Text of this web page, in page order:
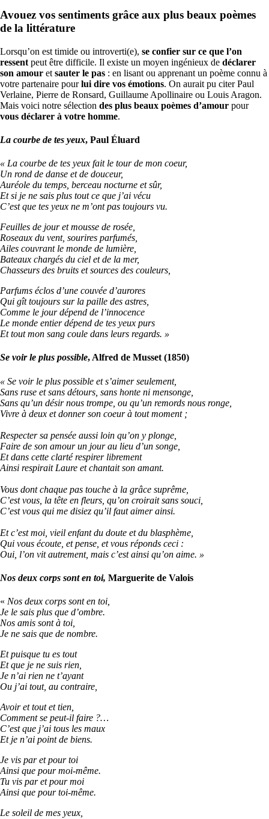
Avouez vos sentiments grâce aux plus beaux poèmes
de la littérature
Lorsqu’on est timide ou introverti(e), se confier sur ce que l’on
ressent peut être difficile. Il existe un moyen ingénieux de déclarer
son amour et sauter le pas : en lisant ou apprenant un poème connu à
votre partenaire pourlui dire vos émotions. On aurait pu citer Paul
Verlaine, Pierre de Ronsard, Guillaume Apollinaire ou Louis Aragon.
Mais voici notre sélection des plus beaux poèmes d’amour pour
vous déclarer à votre homme.
La courbe de tes yeux, Paul Éluard
« La courbe de tes yeux fait le tour de mon coeur,
Un rond de danse et de douceur,
Auréole du temps, berceau nocturne et sûr,
Et si je ne sais plus tout ce que j’ai vécu
C’est que tes yeux ne m’ont pas toujours vu.
Feuilles de jour et mousse de rosée,
Roseaux du vent, sourires parfumés,
Ailes couvrant le monde de lumière,
Bateaux chargés du ciel et de la mer,
Chasseurs des bruits et sources des couleurs,
Parfums éclos d’une couvée d’aurores
Qui gît toujours sur la paille des astres,
Comme le jour dépend de l’innocence
Le monde entier dépend de tes yeux purs
Et tout mon sang coule dans leurs regards. »
Se voir le plus possible, Alfred de Musset (1850)
« Se voir le plus possible et s’aimer seulement,
Sans ruse et sans détours, sans honte ni mensonge,
Sans qu’un désir nous trompe, ou qu’un remords nous ronge,
Vivre à deux et donner son coeur à tout moment ;
Respecter sa pensée aussi loin qu’on y plonge,
Faire de son amour un jour au lieu d’un songe,
Et dans cette clarté respirer librement
Ainsi respirait Laure et chantait son amant.
Vous dont chaque pas touche à la grâce suprême,
C’est vous, la tête en fleurs, qu’on croirait sans souci,
C’est vous qui me disiez qu’il faut aimer ainsi.
Et c’est moi, vieil enfant du doute et du blasphème,
Qui vous écoute, et pense, et vous réponds ceci :
Oui, l’on vit autrement, mais c’est ainsi qu’on aime. »
Nos deux corps sont en toi, Marguerite de Valois
« Nos deux corps sont en toi,
Je le sais plus que d’ombre.
Nos amis sont à toi,
Je ne sais que de nombre.
Et puisque tu es tout
Et que je ne suis rien,
Je n’ai rien ne t’ayant
Ou j’ai tout, au contraire,
Avoir et tout et tien,
Comment se peut-il faire ?…
C’est que j’ai tous les maux
Et je n’ai point de biens.
Je vis par et pour toi
Ainsi que pour moi-même.
Tu vis par et pour moi
Ainsi que pour toi-même.
Le soleil de mes yeux,